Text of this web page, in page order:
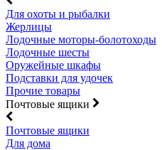
Для охоты и рыбалки
Жерлицы
Лодочные моторы-болотоходы
Лодочные шесты
Оружейные шкафы
Подставки для удочек
Прочие товары
Почтовые ящики
Почтовые ящики
Для дома